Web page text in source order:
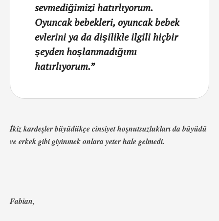
sevmediğimizi hatırlıyorum.
Oyuncak bebekleri, oyuncak bebek
evlerini ya da dişilikle ilgili hiçbir
şeyden hoşlanmadığımı
hatırlıyorum.”
İkiz kardeşler büyüdükçe cinsiyet hoşnutsuzlukları da büyüdü
ve erkek gibi giyinmek onlara yeter hale gelmedi.
Fabian,